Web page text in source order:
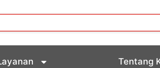
Tentang